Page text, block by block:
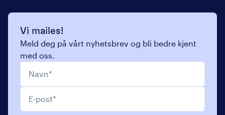
Vi mailes!
Meld deg på vårt nyhetsbrev og bli bedre kjent
med oss.